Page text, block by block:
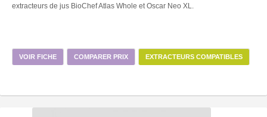
extracteurs de jus BioChef Atlas Whole et Oscar Neo XL.
VOIR FICHE COMPARER PRIX EXTRACTEURS COMPATIBLES